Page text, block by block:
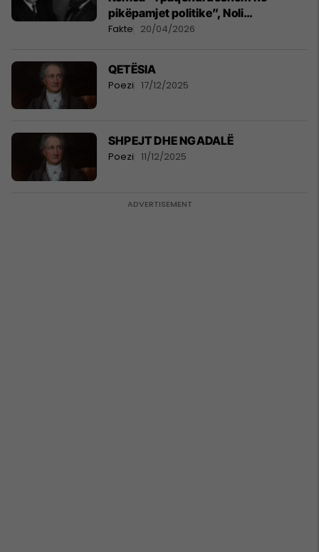
pikëpamjet politike”, Noli
“komunist”
Fakte 20/04/2026
QETËSIA
Poezi 17/12/2025
SHPEJT DHE NGADALË
Poezi 11/12/2025